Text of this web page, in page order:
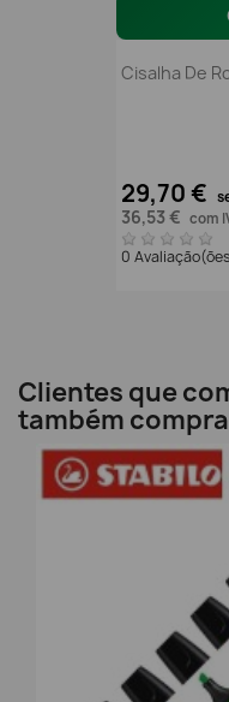
Cisalha De
29,70 €
36,53 € com
0
Clientes que
também